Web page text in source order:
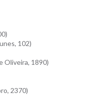
102)
Oliveira, 1890)
2370)